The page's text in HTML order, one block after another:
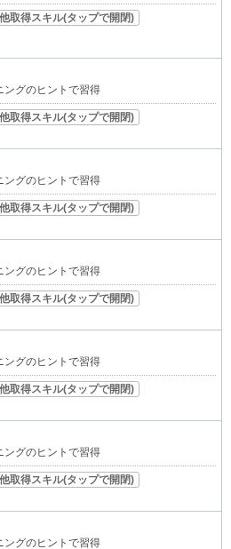
取得スキル(タップで開閉)
ングのヒントで習得
取得スキル(タップで開閉)
ングのヒントで習得
取得スキル(タップで開閉)
ングのヒントで習得
取得スキル(タップで開閉)
ングのヒントで習得
取得スキル(タップで開閉)
ングのヒントで習得
取得スキル(タップで開閉)
ングのヒントで習得